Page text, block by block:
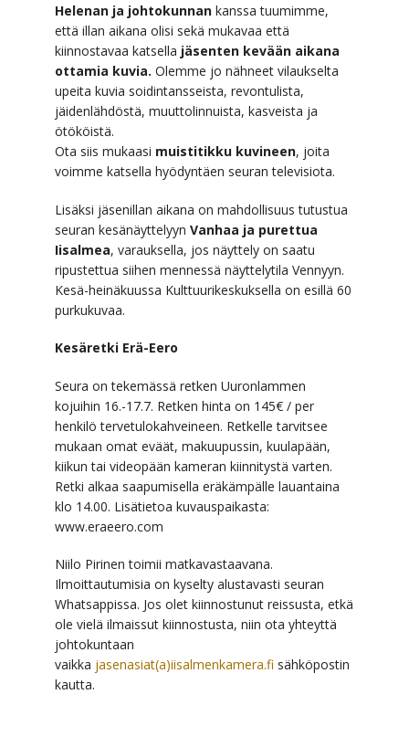
Helenan ja johtokunnan kanssa tuumimme,
että illan aikana olisi sekä mukavaa että
kiinnostavaa katsella jäsenten kevään aikana
ottamia kuvia. Olemme jo nähneet vilaukselta
upeita kuvia soidintansseista, revontulista,
jäidenlähdöstä, muuttolinnuista, kasveista ja
ötököistä.
Ota siis mukaasi muistitikku kuvineen, joita
voimme katsella hyödyntäen seuran televisiota.
Lisäksi jäsenillan aikana on mahdollisuus tutustua
seuran kesänäyttelyyn Vanhaa ja purettua
Iisalmea, varauksella, jos näyttely on saatu
ripustettua siihen mennessä näyttelytila Vennyyn.
Kesä-heinäkuussa Kulttuurikeskuksella on esillä 60
purkukuvaa.
Kesäretki Erä-Eero
Seura on tekemässä retken Uuronlammen
kojuihin 16.-17.7. Retken hinta on 145€ / per
henkilö tervetulokahveineen. Retkelle tarvitsee
mukaan omat eväät, makuupussin, kuulapään,
kiikun tai videopään kameran kiinnitystä varten.
Retki alkaa saapumisella eräkämpälle lauantaina
klo 14.00. Lisätietoa kuvauspaikasta:
www.eraeero.com
Niilo Pirinen toimii matkavastaavana.
Ilmoittautumisia on kyselty alustavasti seuran
Whatsappissa. Jos olet kiinnostunut reissusta, etkä
ole vielä ilmaissut kiinnostusta, niin ota yhteyttä
johtokuntaan
vaikka jasenasiat(a)iisalmenkamera.fi sähköpostin
kautta.